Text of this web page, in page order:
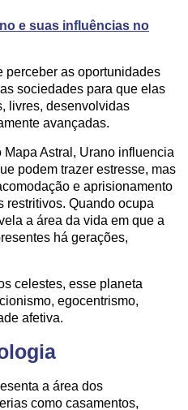
e suas influências no
perceber as oportunidades
sociedades para que elas
livres, desenvolvidas
avançadas.
Astral, Urano influencia
podem trazer estresse, mas
e aprisionamento
restritivos. Quando ocupa
a área da vida em que a
há gerações,
celestes, esse planeta
egocentrismo,
afetiva.
a área dos
como casamentos,